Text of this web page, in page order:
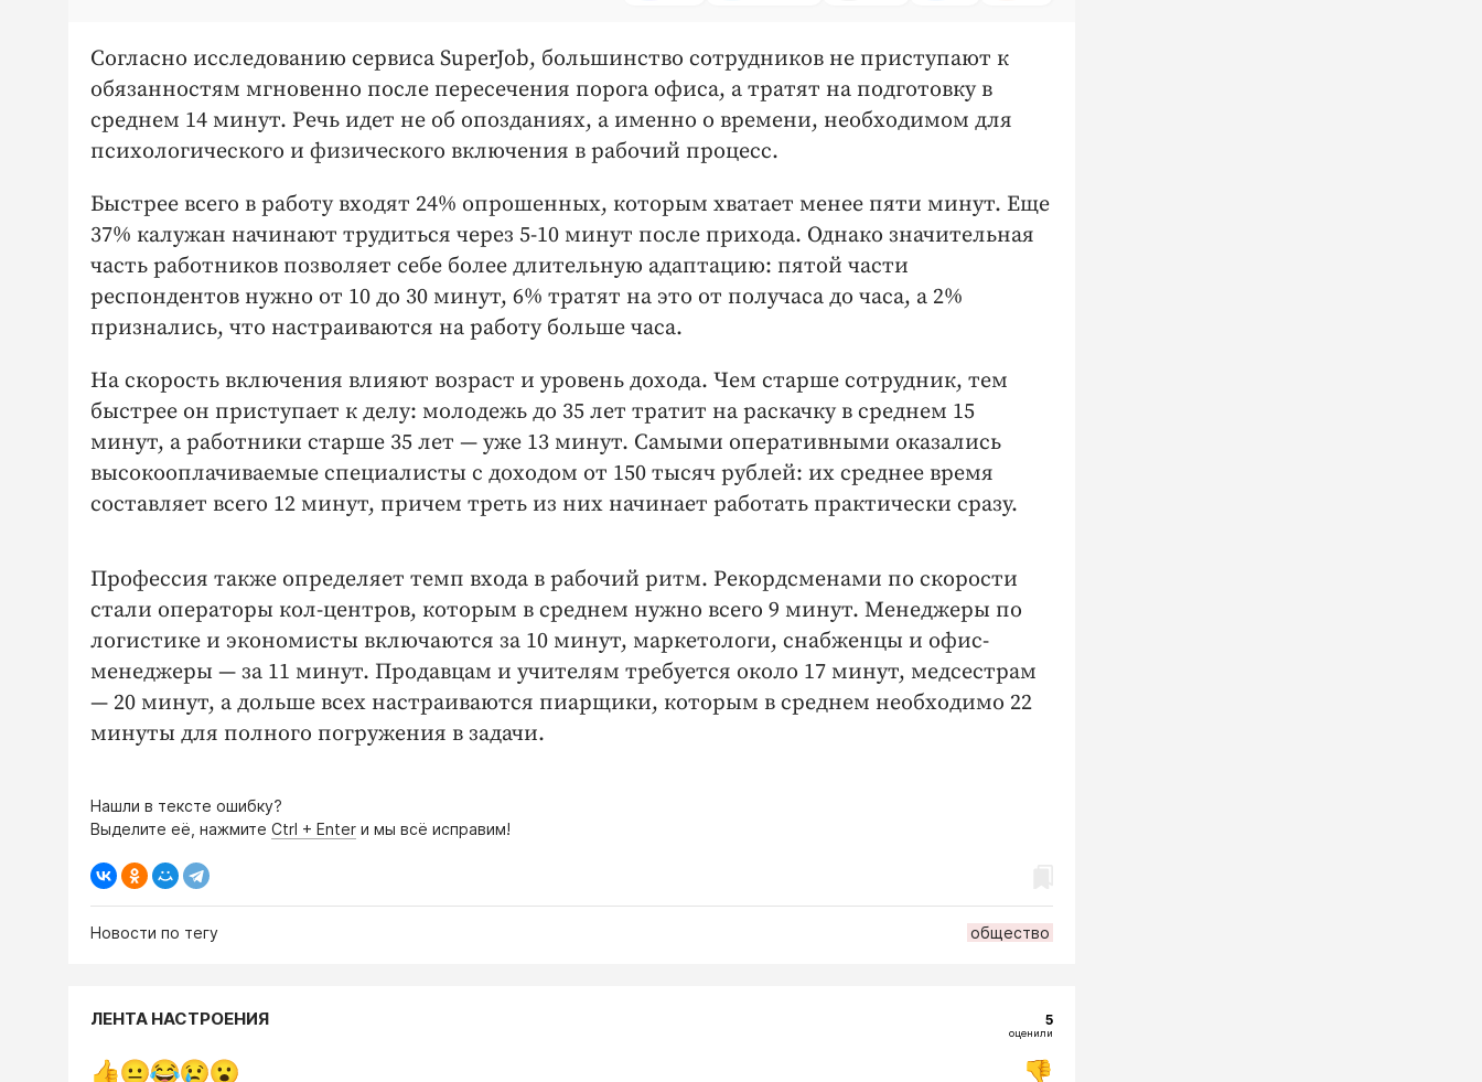
Согласно исследованию сервиса SuperJob, большинство сотрудников не приступают к
обязанностям мгновенно после пересечения порога офиса, а тратят на подготовку в
среднем 14 минут. Речь идет не об опозданиях, а именно о времени, необходимом для
психологического и физического включения в рабочий процесс.
Быстрее всего в работу входят 24% опрошенных, которым хватает менее пяти минут. Еще
37% калужан начинают трудиться через 5-10 минут после прихода. Однако значительная
часть работников позволяет себе более длительную адаптацию: пятой части
респондентов нужно от 10 до 30 минут, 6% тратят на это от получаса до часа, а 2%
признались, что настраиваются на работу больше часа.
На скорость включения влияют возраст и уровень дохода. Чем старше сотрудник, тем
быстрее он приступает к делу: молодежь до 35 лет тратит на раскачку в среднем 15
минут, а работники старше 35 лет — уже 13 минут. Самыми оперативными оказались
высокооплачиваемые специалисты с доходом от 150 тысяч рублей: их среднее время
составляет всего 12 минут, причем треть из них начинает работать практически сразу.
Профессия также определяет темп входа в рабочий ритм. Рекордсменами по скорости
стали операторы кол-центров, которым в среднем нужно всего 9 минут. Менеджеры по
логистике и экономисты включаются за 10 минут, маркетологи, снабженцы и офис-
менеджеры — за 11 минут. Продавцам и учителям требуется около 17 минут, медсестрам
— 20 минут, а дольше всех настраиваются пиарщики, которым в среднем необходимо 22
минуты для полного погружения в задачи.
Нашли в тексте ошибку?
Выделите её, нажмите Ctrl + Enter и мы всё исправим!
Новости по тегу общество
ЛЕНТА НАСТРОЕНИЯ 5
оценили